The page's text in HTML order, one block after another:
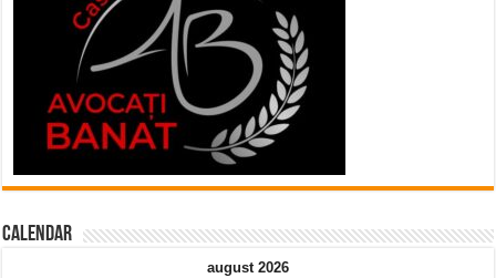
Calendar
august 2026